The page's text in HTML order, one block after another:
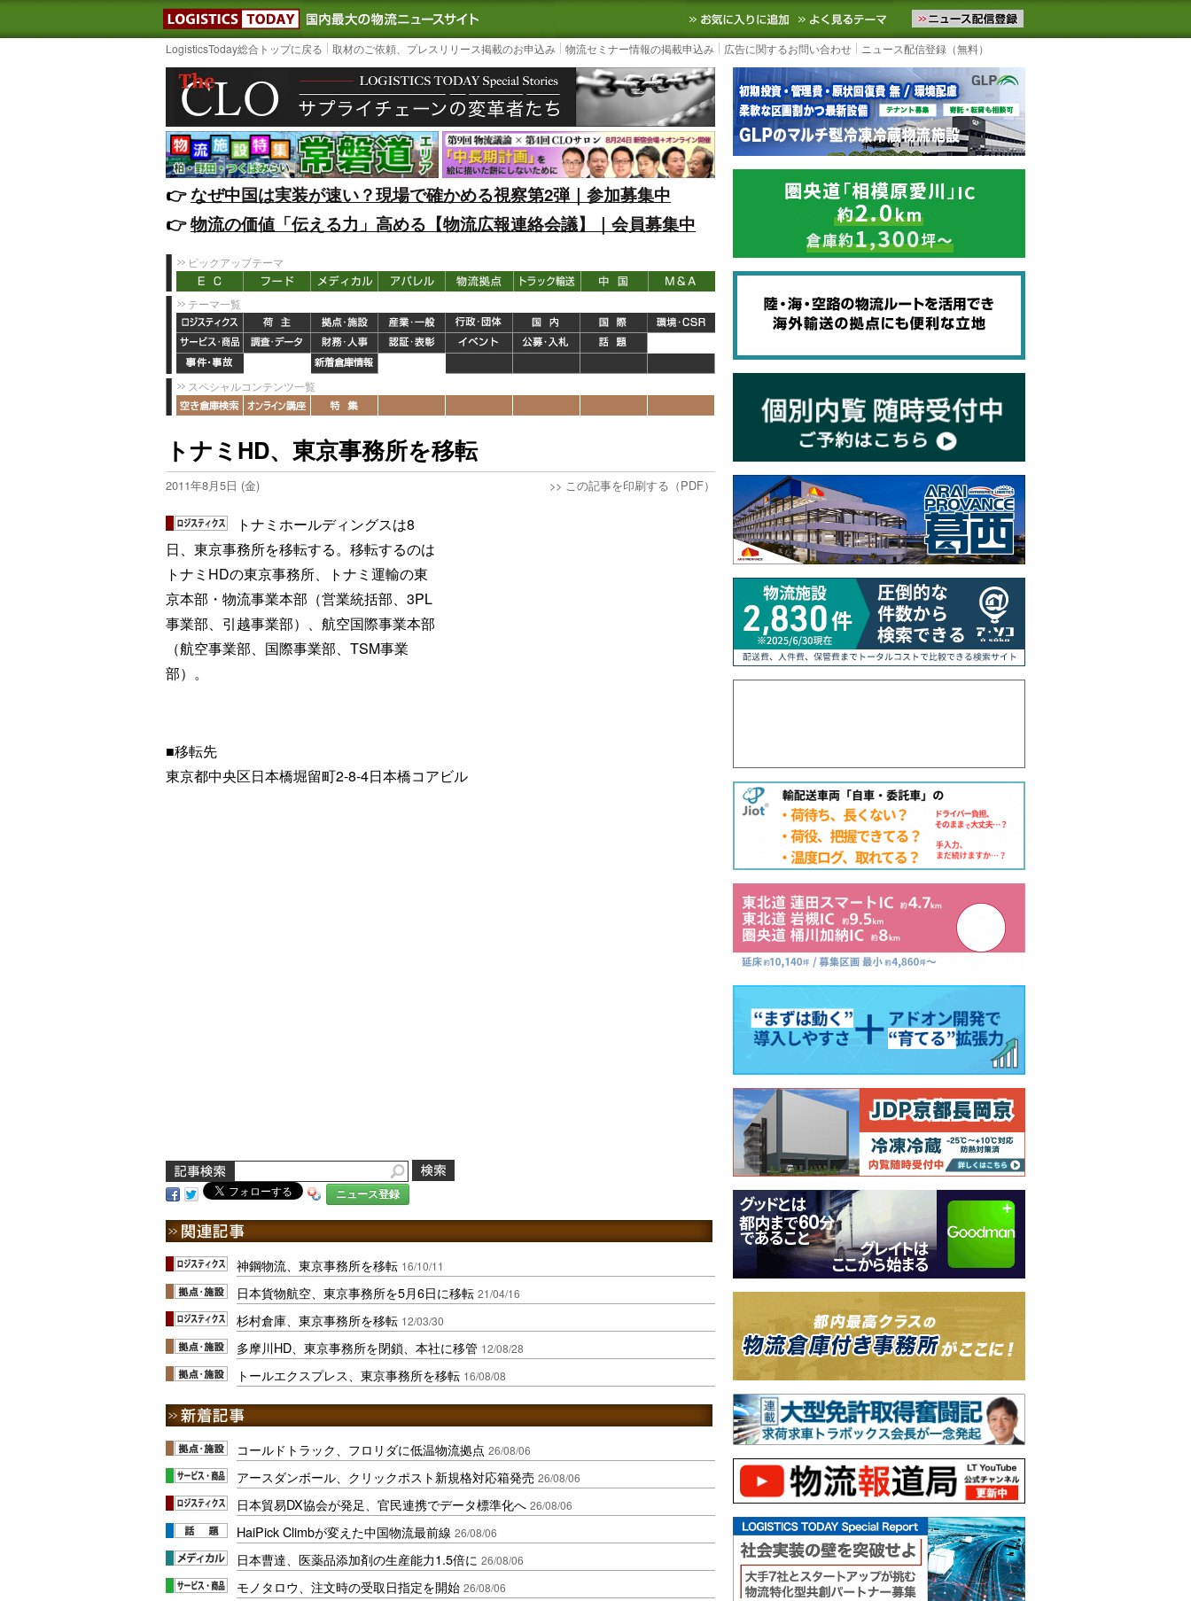
LOGISTICS TODAY｜国内最大の物流ニュースサイト3PL, SCMなど国内外の最新の物流ニュースをお届けします。物流ニュースメール配信を登録す
お気に入りに追加 よく見るテーマ
LogisticsToday総合トップに戻る 取材のご依頼、プレスリリース掲載のお申込み 物流セミナー情報の掲載申込み 広告に関するお問い合わせ ニュース配信登録（無料）
👉️なぜ中国は実装が速い？現場で確かめる視察第2弾｜参加募集中
👉️物流の価値「伝える力」高める【物流広報連絡会議】｜会員募集中
ピックアップテーマ
テーマ一覧
スペシャルコンテンツ一覧
トナミHD、東京事務所を移転
2011年8月5日 (金) >> この記事を印刷する（PDF）
トナミホールディングスは8
日、東京事務所を移転する。移転するのは
トナミHDの東京事務所、トナミ運輸の東
京本部・物流事業本部（営業統括部、3PL
事業部、引越事業部）、航空国際事業本部
（航空事業部、国際事業部、TSM事業
部）。
■移転先
東京都中央区日本橋堀留町2-8-4日本橋コアビル
ニュース登録
神鋼物流、東京事務所を移転 16/10/11
日本貨物航空、東京事務所を5月6日に移転 21/04/16
杉村倉庫、東京事務所を移転 12/03/30
多摩川HD、東京事務所を閉鎖、本社に移管 12/08/28
トールエクスプレス、東京事務所を移転 16/08/08
コールドトラック、フロリダに低温物流拠点 26/08/06
アースダンボール、クリックポスト新規格対応箱発売 26/08/06
日本貿易DX協会が発足、官民連携でデータ標準化へ 26/08/06
HaiPick Climbが変えた中国物流最前線 26/08/06
日本曹達、医薬品添加剤の生産能力1.5倍に 26/08/06
モノタロウ、注文時の受取日指定を開始 26/08/06